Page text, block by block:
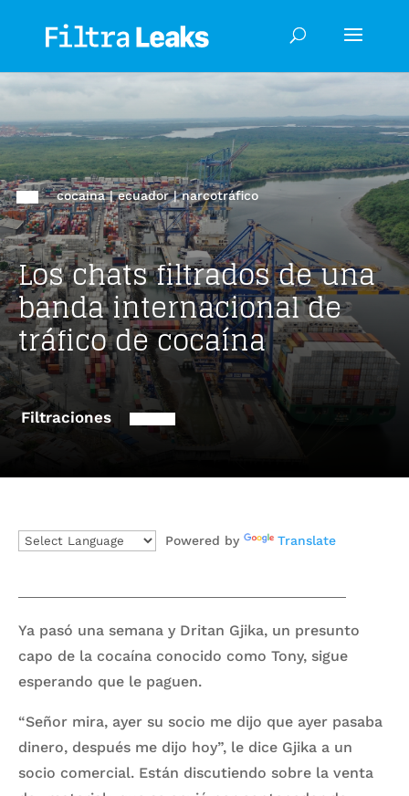
cocaina|ecuador|narcotráfico
Los chats filtrados de una
banda internacional de
tráfico de cocaína
Filtraciones
Powered by Translate
Ya pasó una semana y Dritan Gjika, un presunto
capo de la cocaína conocido como Tony, sigue
esperando que le paguen.
“Señor mira, ayer su socio me dijo que ayer pasaba
dinero, después me dijo hoy”, le dice Gjika a un
socio comercial. Están discutiendo sobre la venta